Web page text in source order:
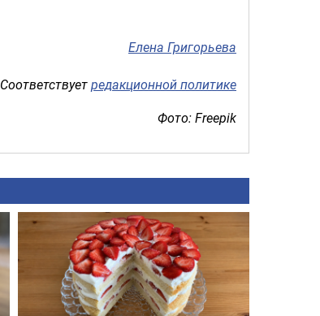
Елена Григорьева
Соответствуетредакционной политике
Фото: Freepik